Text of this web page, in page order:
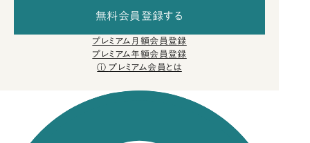
無料会員登録する
プレミアム月額会員登録
プレミアム年額会員登録
プレミアム会員とは